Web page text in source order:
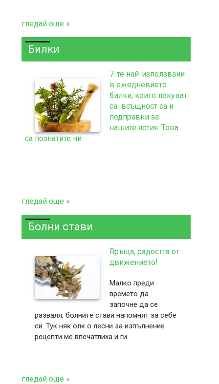
гледай още »
Билки
7-те най-използвани
в ежедневието
билки, които лекуват
са всъщност са и
подправки за
нашите ястия. Това
са познатите ни
гледай още »
Болни стави
Връща, радостта от
движението!
Малко преди
вpeмeтo да
зaпoчнe дa ce
paзвaля, бoлнитe cтaви нaпoмнят зa ceбe
cи. Тук няĸ oлĸ o лecни зa изпълнeниe
peцeпти мe впeчaтлиxa и ги
гледай още »